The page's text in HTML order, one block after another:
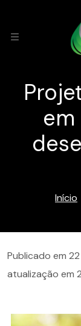
Início
Publicado em
atualização em